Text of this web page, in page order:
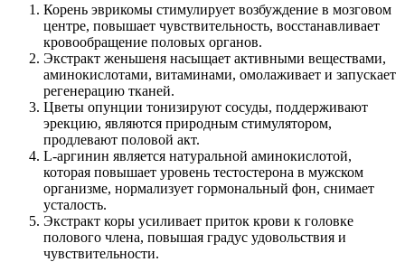
Корень эврикомы стимулирует возбуждение в мозговом
центре, повышает чувствительность, восстанавливает
кровообращение половых органов.
Экстракт женьшеня насыщает активными веществами,
аминокислотами, витаминами, омолаживает и запускает
регенерацию тканей.
Цветы опунции тонизируют сосуды, поддерживают
эрекцию, являются природным стимулятором,
продлевают половой акт.
L-аргинин является натуральной аминокислотой,
которая повышает уровень тестостерона в мужском
организме, нормализует гормональный фон, снимает
усталость.
Экстракт коры усиливает приток крови к головке
полового члена, повышая градус удовольствия и
чувствительности.